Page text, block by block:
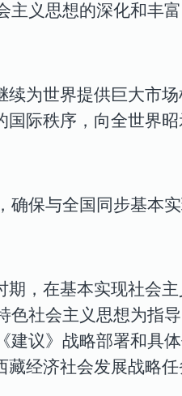
义思想的深化和丰
为世界提供巨大市
际秩序，向全世界
保与全国同步基本
，在基本实现社会
社会主义思想为指
议》战略部署和具
经济社会发展战略